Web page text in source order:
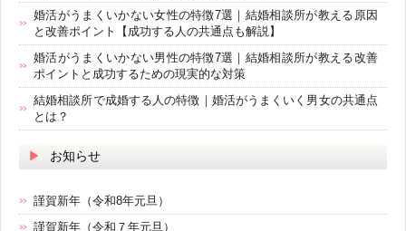
婚活がうまくいかない女性の特徴7選｜結婚相談所が教える原因
と改善ポイント【成功する人の共通点も解説】
婚活がうまくいかない男性の特徴7選｜結婚相談所が教える改善
ポイントと成功するための現実的な対策
結婚相談所で成婚する人の特徴｜婚活がうまくいく男女の共通点
とは？
お知らせ
謹賀新年（令和8年元旦）
謹賀新年（令和７年元旦）